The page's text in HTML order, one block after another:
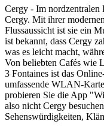
Cergy - Im nordzentralen
Cergy. Mit ihrer
Flussaussicht ist sie ein
ist bekannt, dass Cergy
was es leicht macht,
Von beliebten Cafés wie
3 Fontaines ist das
umfassende WLAN-
probieren Sie die App
also nicht Cergy
Sehenswürdigkeiten,